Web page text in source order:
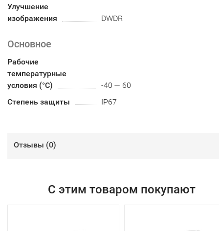
Улучшение
изображения
DWDR
Основное
Рабочие
температурные
условия (°С)
-40 — 60
Степень защиты
IP67
Отзывы (0)
С этим товаром покупают